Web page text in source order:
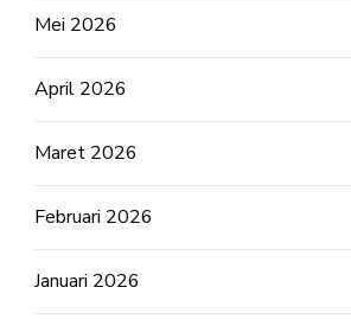
Mei 2026
April 2026
Maret 2026
Februari 2026
Januari 2026